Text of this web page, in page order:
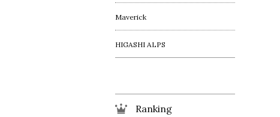
Maverick
HIGASHI ALPS
Ranking